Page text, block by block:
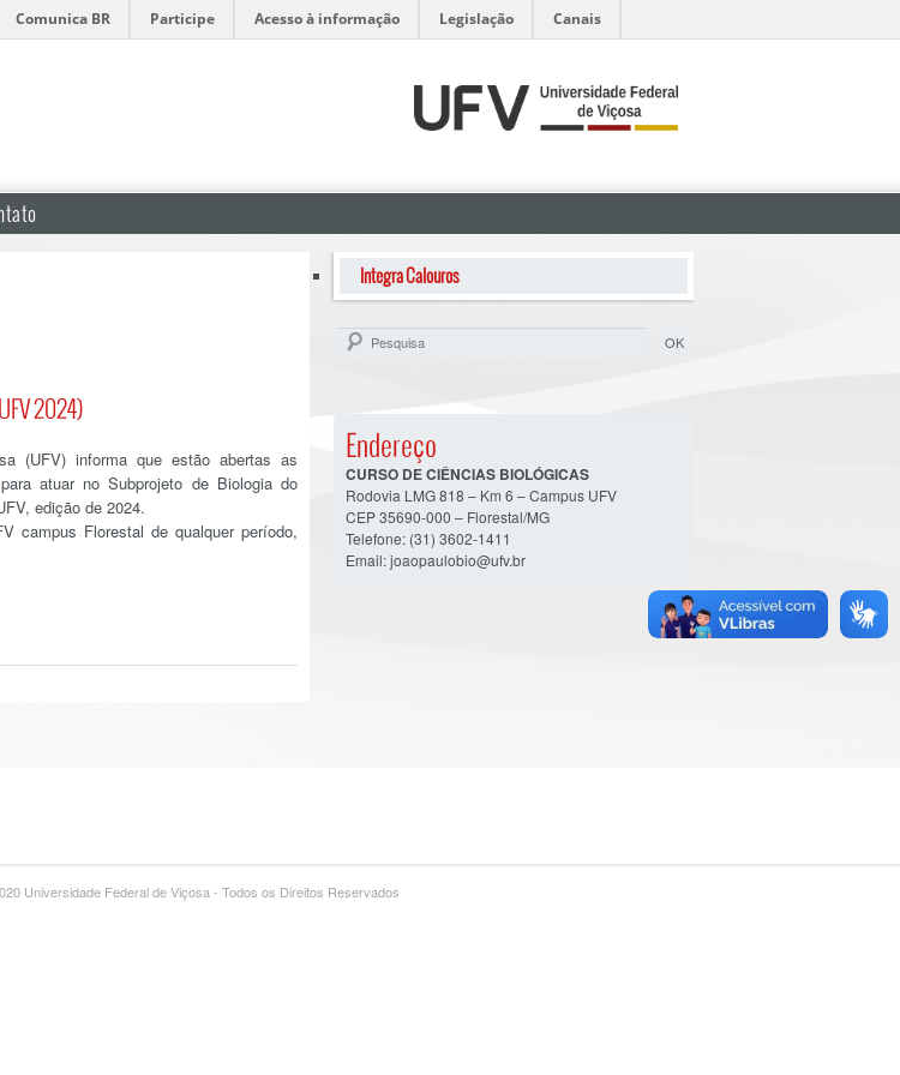
Comunica BR Participe Acesso à informação Legislação Canais
2024)
(UFV) informa que estão abertas as
atuar no Subprojeto de Biologia do
edição de 2024.
campus Florestal de qualquer período,
Integra Calouros
Endereço
CURSO DE CIÊNCIAS BIOLÓGICAS
Rodovia LMG 818 – Km 6 – Campus UFV
CEP 35690-000 – Florestal/MG
Telefone: (31) 3602-1411
Email: joaopaulobio@ufv.br
Universidade Federal de Viçosa - Todos os Direitos Reservados